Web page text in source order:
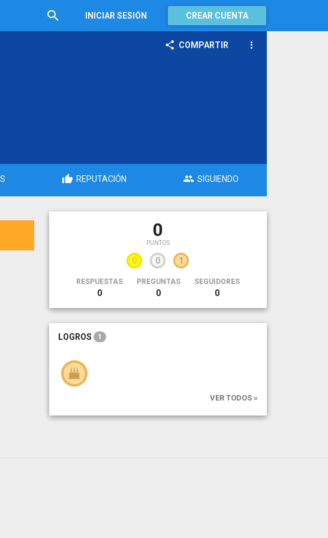
INICIAR SESIÓN CREAR CUENTA
COMPARTIR
REPUTACIÓN SIGUIENDO
0
PUNTOS
0 0 1
RESPUESTAS
0
PREGUNTAS
0
SEGUIDORES
0
LOGROS 1
VER TODOS »